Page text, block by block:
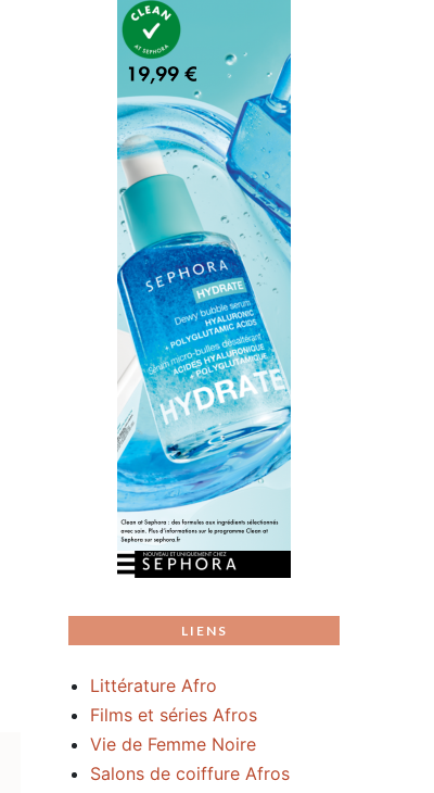
LIENS
Littérature Afro
Films et séries Afros
Vie de Femme Noire
Salons de coiffure Afros